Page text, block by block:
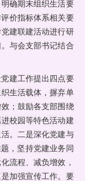
确期末组织生活要
价指标体系相关要
建联建活动进行研
与会支部书记结合
建工作提出四点要
生活载体，摒弃单
；鼓励各支部围绕
校园等特色活动建
。二是深化党建与
，坚持党建业务同
流程、减负增效，
加强宣传工作。要